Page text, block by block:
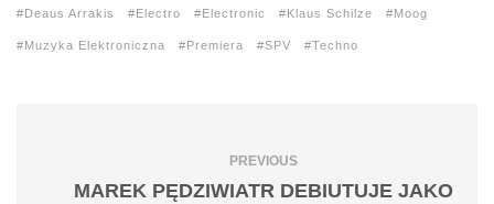
Deaus Arrakis Electro Electronic Klaus Schilze Moog
Muzyka Elektroniczna Premiera SPV Techno
PREVIOUS
MAREK PĘDZIWIATR DEBIUTUJE JAKO